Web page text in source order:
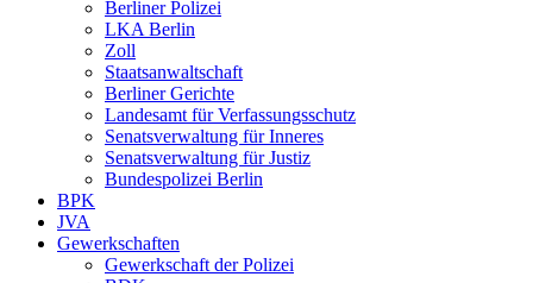
Berliner Polizei
LKA Berlin
Zoll
Staatsanwaltschaft
Berliner Gerichte
Landesamt für Verfassungsschutz
Senatsverwaltung für Inneres
Senatsverwaltung für Justiz
Bundespolizei Berlin
BPK
JVA
Gewerkschaften
Gewerkschaft der Polizei